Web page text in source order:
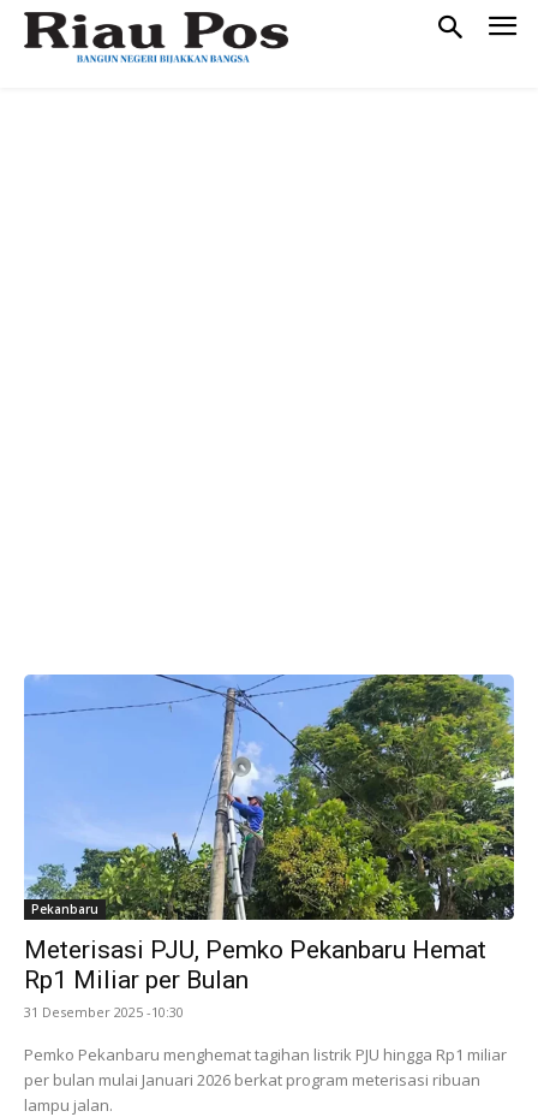
Pekanbaru
Meterisasi PJU, Pemko Pekanbaru Hemat
Rp1 Miliar per Bulan
31 Desember 2025 -10:30
Pemko Pekanbaru menghemat tagihan listrik PJU hingga Rp1 miliar
per bulan mulai Januari 2026 berkat program meterisasi ribuan
lampu jalan.